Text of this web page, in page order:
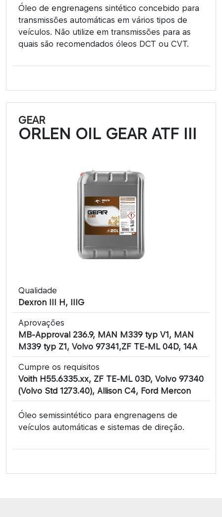
Óleo de engrenagens sintético concebido para
transmissões automáticas em vários tipos de
veículos. Não utilize em transmissões para as
quais são recomendados óleos DCT ou CVT.
GEAR
ORLEN OIL GEAR ATF III
Qualidade
Dexron III H, IIIG
Aprovações
MB-Approval 236.9, MAN M339 typ V1, MAN
M339 typ Z1, Volvo 97341,ZF TE-ML 04D, 14A
Cumpre os requisitos
Voith H55.6335.xx, ZF TE-ML 03D, Volvo 97340
(Volvo Std 1273.40), Allison C4, Ford Mercon
Óleo semissintético para engrenagens de
veículos automáticas e sistemas de direção.